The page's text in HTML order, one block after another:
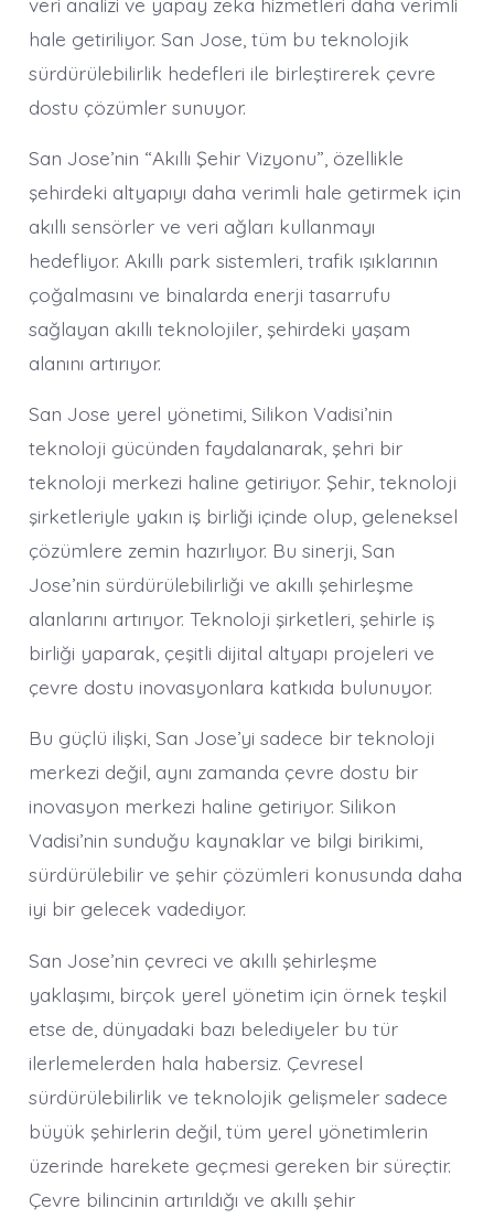
hale getiriliyor. San Jose, tüm bu teknolojik
sürdürülebilirlik hedefleri ile birleştirerek çevre
dostu çözümler sunuyor.
San Jose’nin “Akıllı Şehir Vizyonu”, özellikle
şehirdeki altyapıyı daha verimli hale getirmek için
akıllı sensörler ve veri ağları kullanmayı
hedefliyor. Akıllı park sistemleri, trafik ışıklarının
çoğalmasını ve binalarda enerji tasarrufu
sağlayan akıllı teknolojiler, şehirdeki yaşam
alanını artırıyor.
San Jose yerel yönetimi, Silikon Vadisi’nin
teknoloji gücünden faydalanarak, şehri bir
teknoloji merkezi haline getiriyor. Şehir, teknoloji
şirketleriyle yakın iş birliği içinde olup, geleneksel
çözümlere zemin hazırlıyor. Bu sinerji, San
Jose’nin sürdürülebilirliği ve akıllı şehirleşme
alanlarını artırıyor. Teknoloji şirketleri, şehirle iş
birliği yaparak, çeşitli dijital altyapı projeleri ve
çevre dostu inovasyonlara katkıda bulunuyor.
Bu güçlü ilişki, San Jose’yi sadece bir teknoloji
merkezi değil, aynı zamanda çevre dostu bir
inovasyon merkezi haline getiriyor. Silikon
Vadisi’nin sunduğu kaynaklar ve bilgi birikimi,
sürdürülebilir ve şehir çözümleri konusunda daha
iyi bir gelecek vadediyor.
San Jose’nin çevreci ve akıllı şehirleşme
yaklaşımı, birçok yerel yönetim için örnek teşkil
etse de, dünyadaki bazı belediyeler bu tür
ilerlemelerden hala habersiz. Çevresel
sürdürülebilirlik ve teknolojik gelişmeler sadece
büyük şehirlerin değil, tüm yerel yönetimlerin
üzerinde harekete geçmesi gereken bir süreçtir.
Çevre bilincinin artırıldığı ve akıllı şehir